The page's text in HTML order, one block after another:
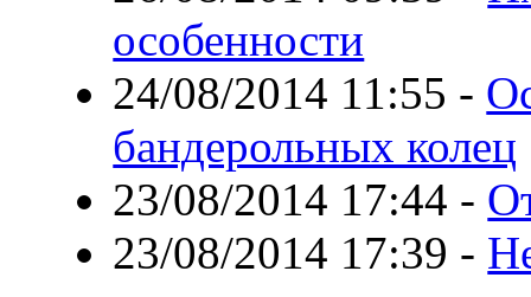
особенности
24/08/2014 11:55 -
бандерольных колец
23/08/2014 17:44 -
23/08/2014 17:39 -